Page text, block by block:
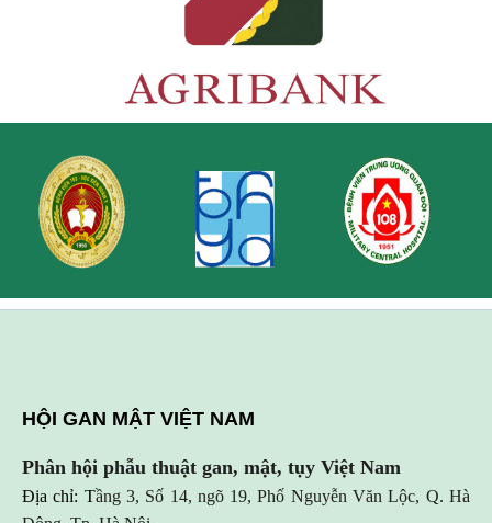
HỘI GAN MẬT VIỆT NAM
Phân hội phẫu thuật gan, mật, tụy Việt Nam
Địa chỉ: Tầng 3, Số 14, ngõ 19, Phố Nguyễn Văn Lộc, Q. Hà